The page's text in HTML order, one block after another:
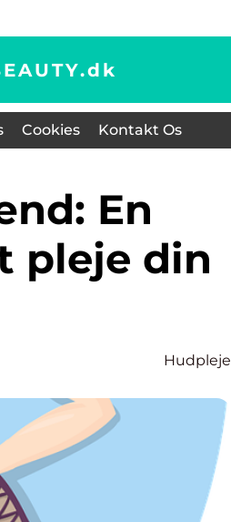
dk
Cookies Kontakt Os
pleje din
Hudpleje